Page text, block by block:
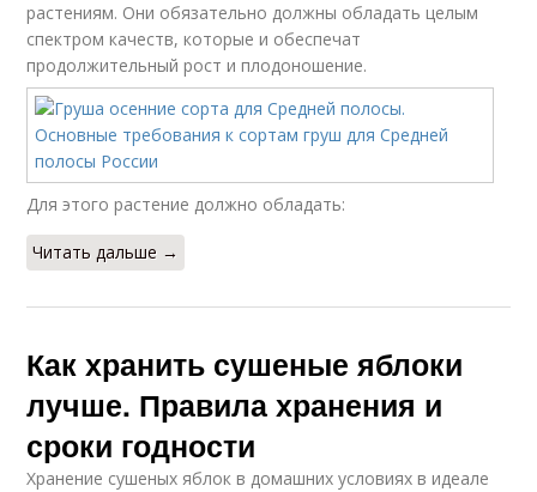
растениям. Они обязательно должны обладать целым
спектром качеств, которые и обеспечат
продолжительный рост и плодоношение.
Для этого растение должно обладать:
Читать дальше →
Как хранить сушеные яблоки
лучше. Правила хранения и
сроки годности
Хранение сушеных яблок в домашних условиях в идеале